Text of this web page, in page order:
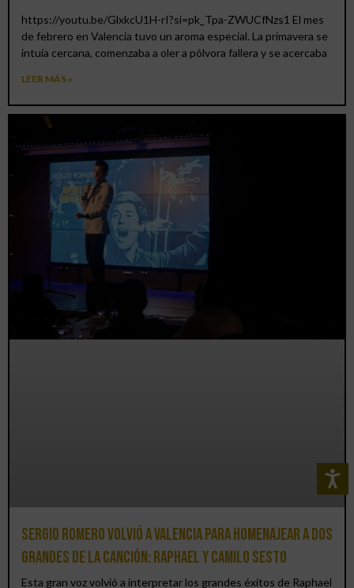
https://youtu.be/GlxkcU1H-rI?si=pk_Tpa-ZWUCfNzs1 El mes
de febrero en Valencia tuvo un aroma especial. La primavera se
intuía cercana, comenzaba a oler a pólvora fallera y se acercaba
LEER MÁS »
Sergio Romero volvió a Valencia para homenajear a dos
grandes de la canción: Raphael y Camilo Sesto
Esta gran voz volvió a interpretar los grandes éxitos de Raphael